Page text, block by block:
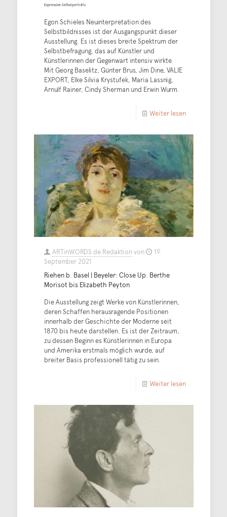
Expressive Selbstporträts
Egon Schieles Neuinterpretation des
Selbstbildnisses ist der Ausgangspunkt dieser
Ausstellung. Es ist dieses breite Spektrum der
Selbstbefragung, das auf Künstler und
Künstlerinnen der Gegenwart intensiv wirkte.
Mit Georg Baselitz, Günter Brus, Jim Dine, VALIE
EXPORT, Elke Silvia Krystufek, Maria Lassnig,
Arnulf Rainer, Cindy Sherman und Erwin Wurm.
Weiter lesen
ARTinWORDS.de Redaktionvon
19.
September 2021
Riehen b. Basel | Beyeler: Close Up. Berthe
Morisot bis Elizabeth Peyton
Die Ausstellung zeigt Werke von Künstlerinnen,
deren Schaffen herausragende Positionen
innerhalb der Geschichte der Moderne seit
1870 bis heute darstellen. Es ist der Zeitraum,
zu dessen Beginn es Künstlerinnen in Europa
und Amerika erstmals möglich wurde, auf
breiter Basis professionell tätig zu sein.
Weiter lesen